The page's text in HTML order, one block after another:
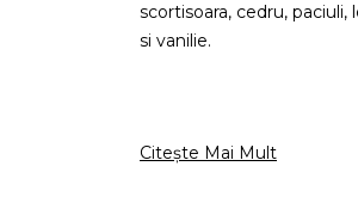
scortisoara, cedru,
si vanilie.
Citește Mai Mult